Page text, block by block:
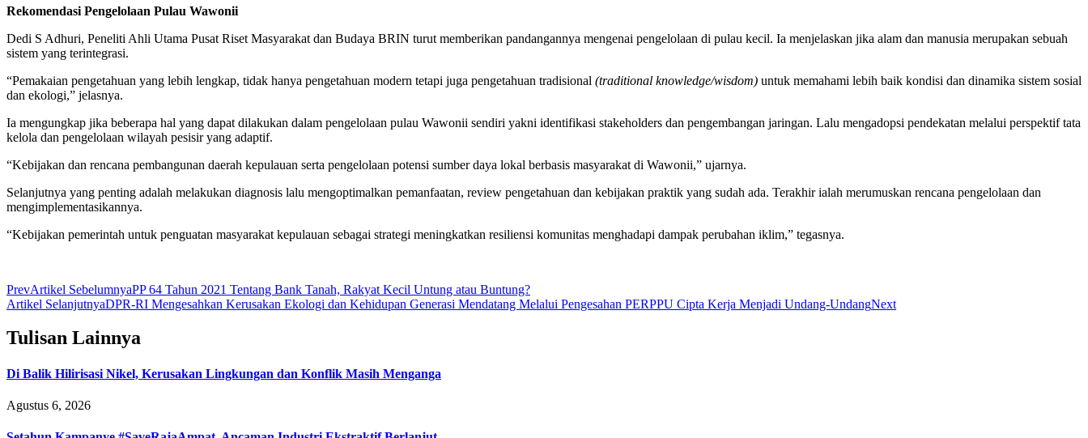
Rekomendasi Pengelolaan Pulau Wawonii
Dedi S Adhuri, Peneliti Ahli Utama Pusat Riset Masyarakat dan Budaya BRIN turut memberikan pandangannya mengenai pengelolaan di pulau kecil. Ia menjelaskan jika alam dan manusia merupakan sebuah
sistem yang terintegrasi.
“Pemakaian pengetahuan yang lebih lengkap, tidak hanya pengetahuan modern tetapi juga pengetahuan tradisional (traditional knowledge/wisdom) untuk memahami lebih baik kondisi dan dinamika sistem sosial
dan ekologi,” jelasnya.
Ia mengungkap jika beberapa hal yang dapat dilakukan dalam pengelolaan pulau Wawonii sendiri yakni identifikasi stakeholders dan pengembangan jaringan. Lalu mengadopsi pendekatan melalui perspektif tata
kelola dan pengelolaan wilayah pesisir yang adaptif.
“Kebijakan dan rencana pembangunan daerah kepulauan serta pengelolaan potensi sumber daya lokal berbasis masyarakat di Wawonii,” ujarnya.
Selanjutnya yang penting adalah melakukan diagnosis lalu mengoptimalkan pemanfaatan, review pengetahuan dan kebijakan praktik yang sudah ada. Terakhir ialah merumuskan rencana pengelolaan dan
mengimplementasikannya.
“Kebijakan pemerintah untuk penguatan masyarakat kepulauan sebagai strategi meningkatkan resiliensi komunitas menghadapi dampak perubahan iklim,” tegasnya.
PrevArtikel SebelumnyaPP 64 Tahun 2021 Tentang Bank Tanah, Rakyat Kecil Untung atau Buntung?
Artikel SelanjutnyaDPR-RI Mengesahkan Kerusakan Ekologi dan Kehidupan Generasi Mendatang Melalui Pengesahan PERPPU Cipta Kerja Menjadi Undang-UndangNext
Tulisan Lainnya
Di Balik Hilirisasi Nikel, Kerusakan Lingkungan dan Konflik Masih Menganga
Agustus 6, 2026